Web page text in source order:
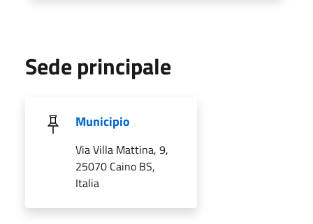
Sede principale
Municipio
Via Villa Mattina, 9,
25070 Caino BS,
Italia